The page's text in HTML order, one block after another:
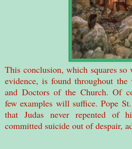
This conclusion, which squares
evidence, is found throughout
and Doctors of the Church. Of
few examples will suffice. Pope
that Judas never repented of
committed suicide out of despair,